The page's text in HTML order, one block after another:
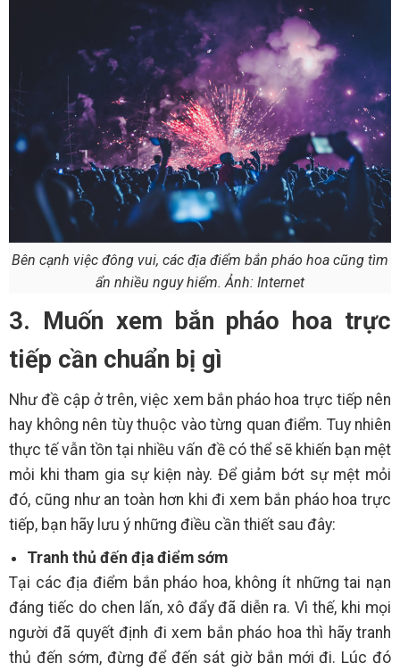
Bên cạnh việc đông vui, các địa điểm bắn pháo hoa cũng tìm
ẩn nhiều nguy hiểm. Ảnh: Internet
3. Muốn xem bắn pháo hoa trực
tiếp cần chuẩn bị gì
Như đề cập ở trên, việc xem bắn pháo hoa trực tiếp nên
hay không nên tùy thuộc vào từng quan điểm. Tuy nhiên
thực tế vẫn tồn tại nhiều vấn đề có thể sẽ khiến bạn mệt
mỏi khi tham gia sự kiện này. Để giảm bớt sự mệt mỏi
đó, cũng như an toàn hơn khi đi xem bắn pháo hoa trực
tiếp, bạn hãy lưu ý những điều cần thiết sau đây:
Tranh thủ đến địa điểm sớm
Tại các địa điểm bắn pháo hoa, không ít những tai nạn
đáng tiếc do chen lấn, xô đẩy đã diễn ra. Vì thế, khi mọi
người đã quyết định đi xem bắn pháo hoa thì hãy tranh
thủ đến sớm, đừng để đến sát giờ bắn mới đi. Lúc đó